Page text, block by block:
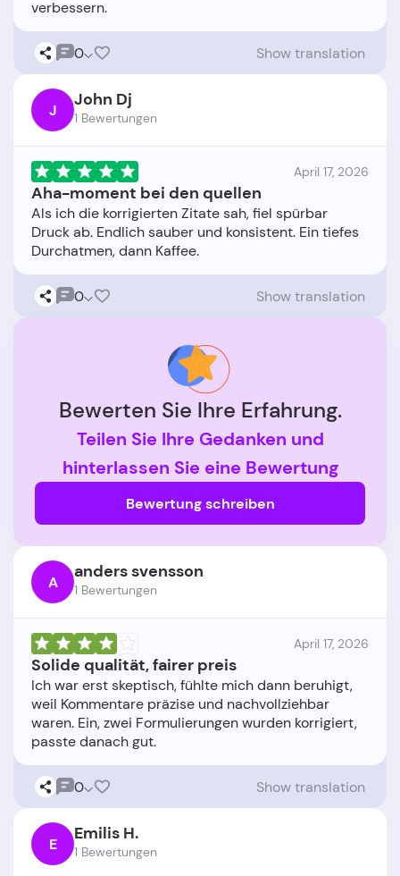
0 Show translation
J John Dj
1 Bewertungen
April 17, 2026
Aha-moment bei den quellen
Als ich die korrigierten Zitate sah, fiel spürbar
Druck ab. Endlich sauber und konsistent. Ein tiefes
0 Show translation
Bewerten Sie Ihre Erfahrung.
Teilen Sie Ihre Gedanken und
hinterlassen Sie eine Bewertung
Bewertung schreiben
A anders svensson
1 Bewertungen
April 17, 2026
Solide qualität, fairer preis
Ich war erst skeptisch, fühlte mich dann beruhigt,
weil Kommentare präzise und nachvollziehbar
waren. Ein, zwei Formulierungen wurden korrigiert,
0 Show translation
E Emilis H.
1 Bewertungen